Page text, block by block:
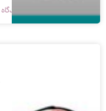
بدون دیدگاه